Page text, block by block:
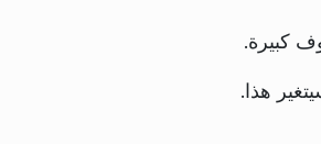
كبيرة.
هذا.